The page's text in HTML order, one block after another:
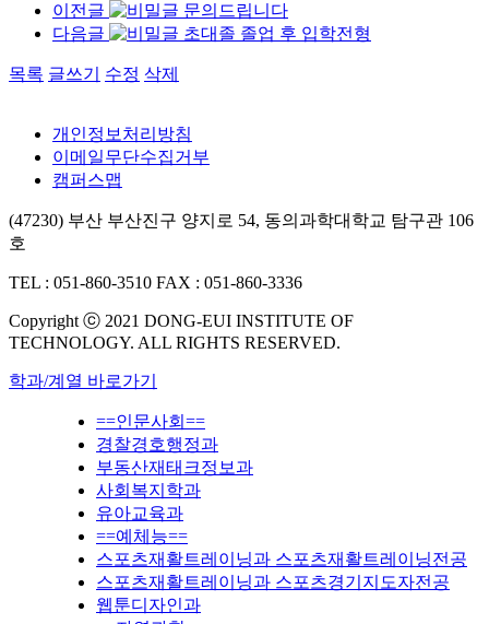
이전글
문의드립니다
다음글
초대졸 졸업 후 입학전형
목록 글쓰기 수정 삭제
개인정보처리방침
이메일무단수집거부
캠퍼스맵
(47230) 부산 부산진구 양지로 54, 동의과학대학교 탐구관 106
호
TEL : 051-860-3510 FAX : 051-860-3336
Copyright ⓒ 2021 DONG-EUI INSTITUTE OF
TECHNOLOGY. ALL RIGHTS RESERVED.
학과/계열 바로가기
==인문사회==
경찰경호행정과
부동산재태크정보과
사회복지학과
유아교육과
==예체능==
스포츠재활트레이닝과 스포츠재활트레이닝전공
스포츠재활트레이닝과 스포츠경기지도자전공
웹툰디자인과